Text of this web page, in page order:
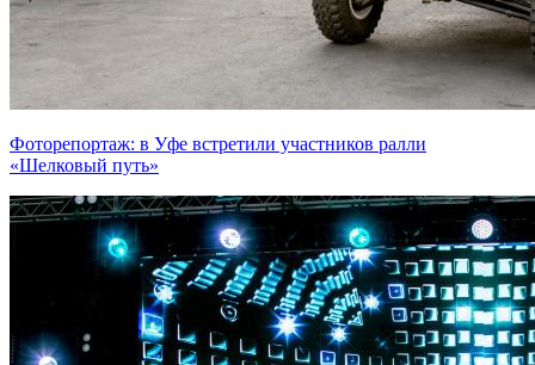
Фоторепортаж: в Уфе встретили участников ралли
«Шелковый путь»